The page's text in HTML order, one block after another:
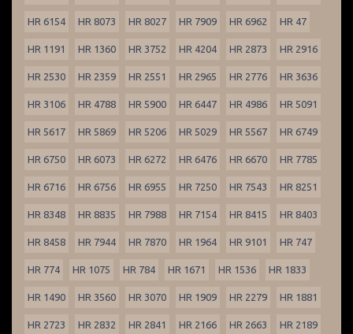
HR 6154 HR 8073 HR 8027 HR 7909 HR 6962 HR 47
HR 1191 HR 1360 HR 3752 HR 4204 HR 2873 HR 2916
HR 2530 HR 2359 HR 2551 HR 2965 HR 2776 HR 3636
HR 3106 HR 4788 HR 5900 HR 6447 HR 4986 HR 5091
HR 5617 HR 5869 HR 5206 HR 5029 HR 5567 HR 6749
HR 6750 HR 6073 HR 6272 HR 6476 HR 6670 HR 7785
HR 6716 HR 6756 HR 6955 HR 7250 HR 7543 HR 8251
HR 8348 HR 8835 HR 7988 HR 7154 HR 8415 HR 8403
HR 8458 HR 7944 HR 7870 HR 1964 HR 9101 HR 747
HR 774 HR 1075 HR 784 HR 1671 HR 1536 HR 1833
HR 1490 HR 3560 HR 3070 HR 1909 HR 2279 HR 1881
HR 2723 HR 2832 HR 2841 HR 2166 HR 2663 HR 2189